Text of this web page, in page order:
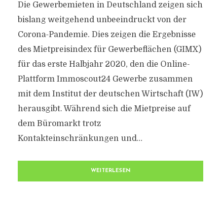
Die Gewerbemieten in Deutschland zeigen sich
bislang weitgehend unbeeindruckt von der
Corona-Pandemie. Dies zeigen die Ergebnisse
des Mietpreisindex für Gewerbeflächen (GIMX)
für das erste Halbjahr 2020, den die Online-
Plattform Immoscout24 Gewerbe zusammen
mit dem Institut der deutschen Wirtschaft (IW)
herausgibt. Während sich die Mietpreise auf
dem Büromarkt trotz
Kontakteinschränkungen und...
WEITERLESEN